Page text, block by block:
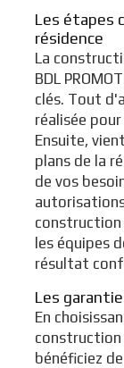
Les étapes
résidence
La
BDL
clés. Tout
réalisée
Ensuite,
plans de la
de vos
construction
les équipes
résultat
Les
En
construction
bénéficiez